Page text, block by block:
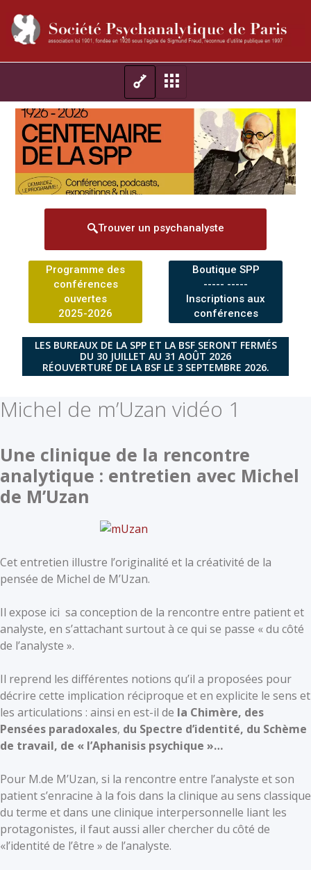
Trouver un psychanalyste
Programme des
conférences
ouvertes
2025-2026
Boutique SPP
----- -----
Inscriptions aux
conférences
LES BUREAUX DE LA SPP ET LA BSF SERONT FERMÉS
DU 30 JUILLET AU 31 AOÛT 2026
RÉOUVERTURE DE LA BSF LE 3 SEPTEMBRE 2026.
Michel de m’Uzan vidéo 1
Une clinique de la rencontre
analytique : entretien avec Michel
de M’Uzan
Cet entretien illustre l’originalité et la créativité de la
pensée de Michel de M’Uzan.
Il expose ici sa conception de la rencontre entre patient et
analyste, en s’attachant surtout à ce qui se passe « du côté
de l’analyste ».
Il reprend les différentes notions qu’il a proposées pour
décrire cette implication réciproque et en explicite le sens et
les articulations : ainsi en est-il de la Chimère, des
Pensées paradoxales, du Spectre d’identité, du Schème
de travail, de « l’Aphanisis psychique »…
Pour M.de M’Uzan, si la rencontre entre l’analyste et son
patient s’enracine à la fois dans la clinique au sens classique
du terme et dans une clinique interpersonnelle liant les
protagonistes, il faut aussi aller chercher du côté de
«l’identité de l’être » de l’analyste.